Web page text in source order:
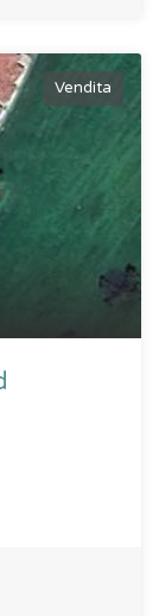
Vendita